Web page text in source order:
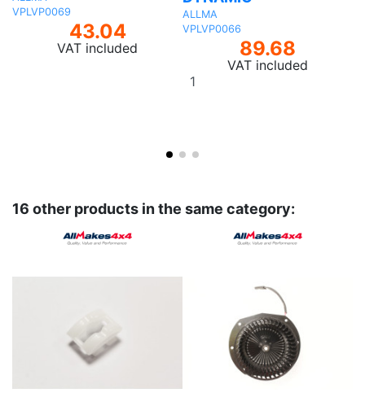
VPLVP0069
43.04
VAT included
Add
ALLMA
VPLVP0066
89.68
VAT included
16 other products in the same category: